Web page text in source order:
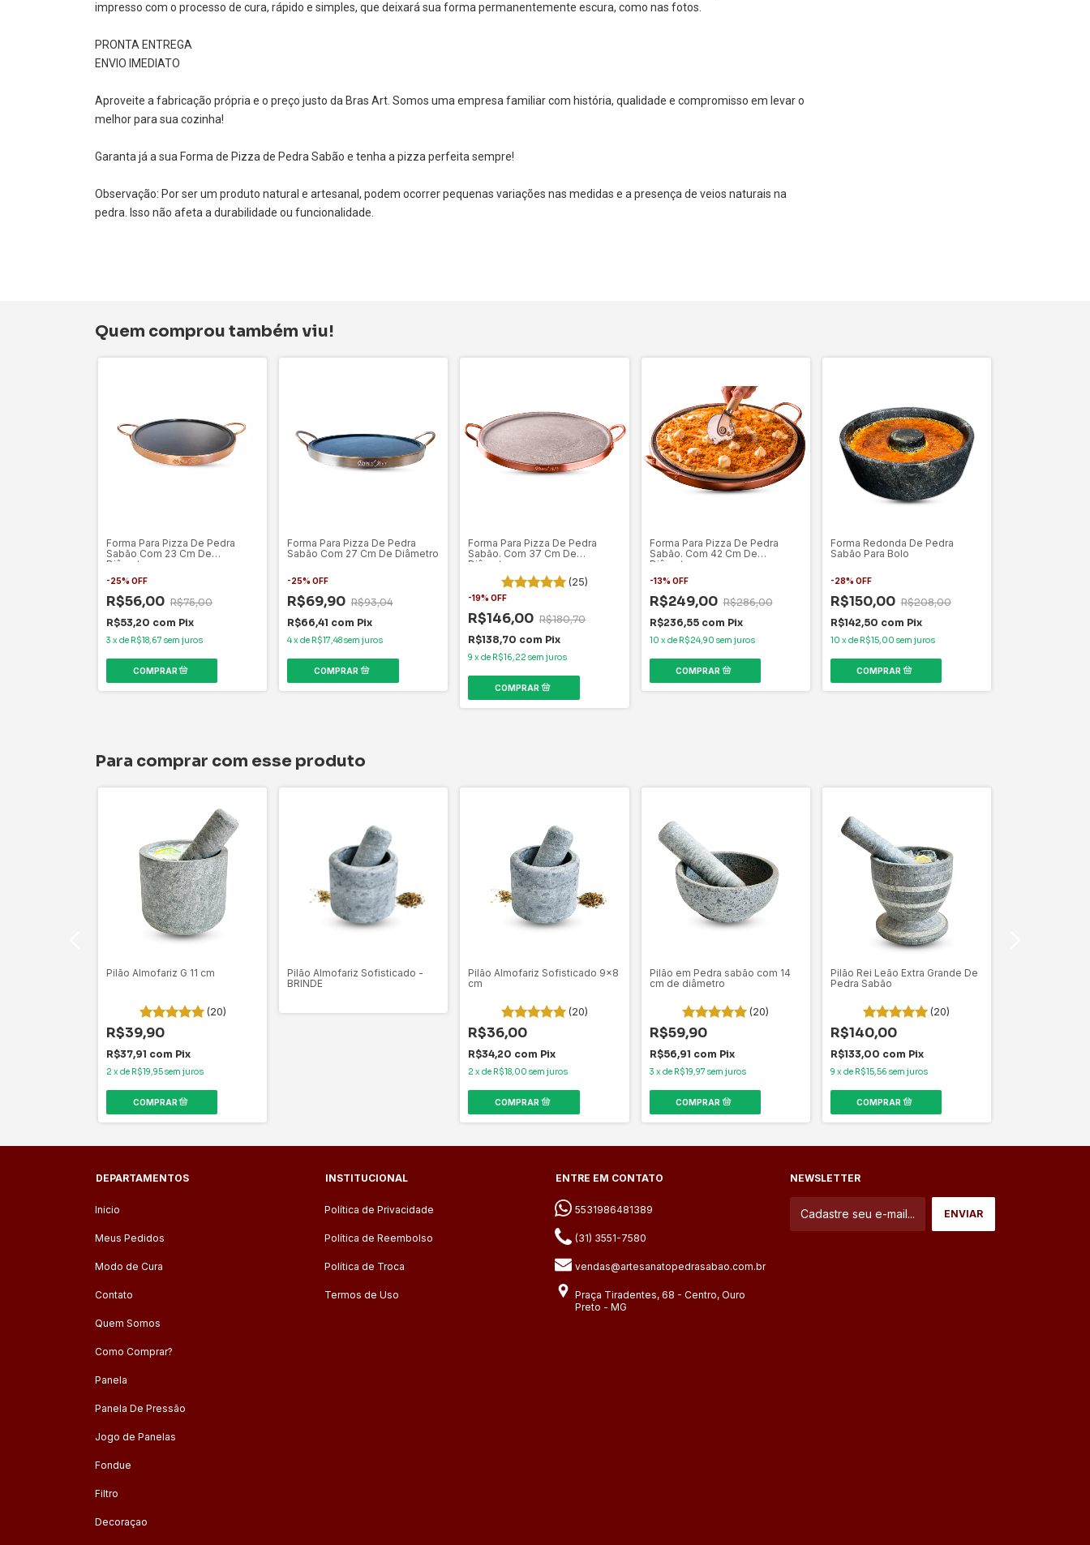
impresso com o processo de cura, rápido e simples, que deixará sua forma permanentemente escura, como nas fotos.
PRONTA ENTREGA
ENVIO IMEDIATO
Aproveite a fabricação própria e o preço justo da Bras Art. Somos uma empresa familiar com história, qualidade e compromisso em levar o
melhor para sua cozinha!
Garanta já a sua Forma de Pizza de Pedra Sabão e tenha a pizza perfeita sempre!
Observação: Por ser um produto natural e artesanal, podem ocorrer pequenas variações nas medidas e a presença de veios naturais na
pedra. Isso não afeta a durabilidade ou funcionalidade.
Quem comprou também viu!
Forma Para Pizza De Pedra
Sabão Com 23 Cm De
Diâmetro.
-25% OFF
R$56,00 R$75,00
R$53,20 com Pix
3 xde R$18,67 sem juros
Forma Para Pizza De Pedra
Sabão Com 27 Cm De Diâmetro
-25%OFF
R$69,90 R$93,04
R$66,41 com Pix
4xde R$17,48sem juros
Forma Para Pizza De Pedra
Sabão. Com 37 Cm De
Diâmetro
(25)
-19%OFF
R$146,00 R$180,70
R$138,70 com Pix
9 xde R$16,22 sem juros
Forma Para Pizza De Pedra
Sabão. Com 42 Cm De
Diâmetro
-13% OFF
R$249,00 R$286,00
R$236,55 com Pix
10 xde R$24,90 sem juros
Forma Redonda De Pedra
Sabão Para Bolo
-28% OFF
R$150,00 R$208,00
R$142,50 com Pix
10 xde R$15,00 sem juros
Para comprar com esse produto
Pilão Almofariz G 11 cm
(20)
R$39,90
R$37,91 com Pix
2 xde R$19,95sem juros
Pilão Almofariz Sofisticado -
BRINDE
Pilão Almofariz Sofisticado 9x8
cm
(20)
R$36,00
R$34,20 com Pix
2 xde R$18,00 sem juros
Pilão em Pedra sabão com 14
cm de diâmetro
(20)
R$59,90
R$56,91 com Pix
3 xde R$19,97 sem juros
Pilão Rei Leão Extra Grande De
Pedra Sabão
(20)
R$140,00
R$133,00 com Pix
9 xde R$15,56 sem juros
DEPARTAMENTOS
Inicio
Meus Pedidos
Modo de Cura
Contato
Quem Somos
Como Comprar?
Panela
Panela De Pressão
Jogo de Panelas
Fondue
Filtro
Decoraçao
INSTITUCIONAL
Política de Privacidade
Política de Reembolso
Política de Troca
Termos de Uso
ENTRE EM CONTATO
5531986481389
(31) 3551-7580
vendas@artesanatopedrasabao.com.br
Praça Tiradentes, 68 - Centro, Ouro
Preto - MG
NEWSLETTER